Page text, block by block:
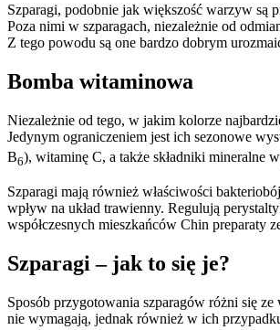
Szparagi, podobnie jak większość warzyw są
Poza nimi w szparagach, niezależnie od
Z tego powodu są one bardzo dobrym
Bomba witaminowa
Niezależnie od tego, w jakim kolorze
Jedynym ograniczeniem jest ich sezonowe
B6), witaminę C, a także składniki mineralne
Szparagi mają również właściwości
wpływ na układ trawienny. Regulują
współczesnych mieszkańców Chin preparaty
Szparagi – jak to się je?
Sposób przygotowania szparagów różni się
nie wymagają, jednak również w ich